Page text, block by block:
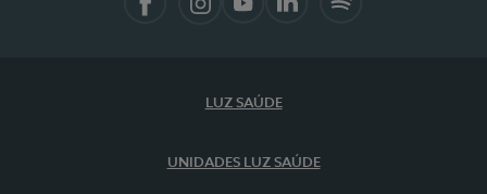
LUZ SAÚDE
UNIDADES LUZ SAÚDE